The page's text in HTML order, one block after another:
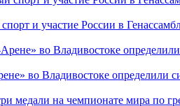
и участие России в
во Владивостоке определили